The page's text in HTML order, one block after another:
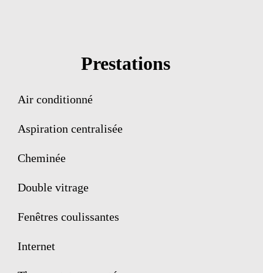
Prestations
Air conditionné
Aspiration centralisée
Cheminée
Double vitrage
Fenêtres coulissantes
Internet